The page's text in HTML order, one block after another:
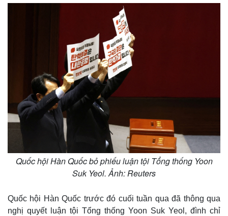
Quốc hội Hàn Quốc bỏ phiếu luận tội Tổng thống Yoon
Suk Yeol. Ảnh: Reuters
Quốc hội Hàn Quốc trước đó cuối tuần qua đã thông qua
nghị quyết luận tội Tổng thống Yoon Suk Yeol, đình chỉ